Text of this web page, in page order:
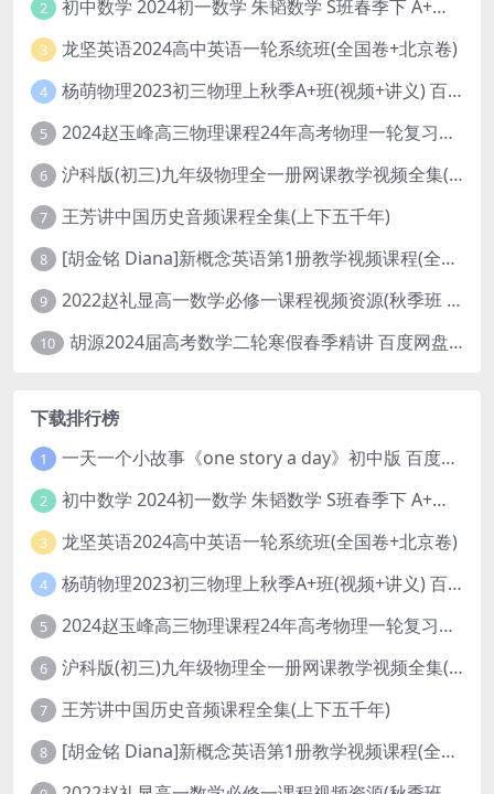
2 初中数学 2024初一数学 朱韬数学 S班春季下 A+班春季下 百度云网盘
3 龙坚英语2024高中英语一轮系统班(全国卷+北京卷)
4 杨萌物理2023初三物理上秋季A+班(视频+讲义) 百度网盘分享
5 2024赵玉峰高三物理课程24年高考物理一轮复习网课教程
6 沪科版(初三)九年级物理全一册网课教学视频全集(录播版 杜春雨 66讲)
7 王芳讲中国历史音频课程全集(上下五千年)
8 [胡金铭 Diana]新概念英语第1册教学视频课程(全集 百度网盘下载)
9 2022赵礼显高一数学必修一课程视频资源(秋季班 含讲义)百度网盘云
10 胡源2024届高考数学二轮寒假春季精讲 百度网盘分享
下载排行榜
1 一天一个小故事《one story a day》初中版 百度网盘分享下载
2 初中数学 2024初一数学 朱韬数学 S班春季下 A+班春季下 百度云网盘
3 龙坚英语2024高中英语一轮系统班(全国卷+北京卷)
4 杨萌物理2023初三物理上秋季A+班(视频+讲义) 百度网盘分享
5 2024赵玉峰高三物理课程24年高考物理一轮复习网课教程
6 沪科版(初三)九年级物理全一册网课教学视频全集(录播版 杜春雨 66讲)
7 王芳讲中国历史音频课程全集(上下五千年)
8 [胡金铭 Diana]新概念英语第1册教学视频课程(全集 百度网盘下载)